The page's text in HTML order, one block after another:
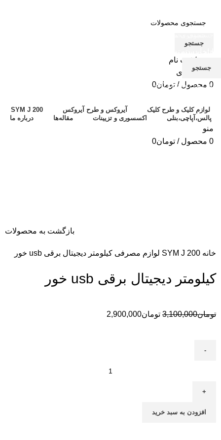
جستجو
ورود / ثبت نام
علاقه مندی
0 محصول / تومان0
لوازم کلیک و طرح کلیک آیروکس و طرح آیروکس
SYM J 200
پالس،آپاچی،بنلی
اکسسوری و تزیینات مقاله‌ها درباره‌ ما
منو
0 محصول / تومان0
بازگشت به محصولات
خانهSYM J 200 لوازم مصرفیکیلومتر دیجیتال برقی usb خور
کیلومتر دیجیتال برقی usb خور
تومان3,100,000 تومان2,900,000
افزودن به سبد خرید
جستجو
جستجو
برای دیدن محصولات که دنبال آن هستید تایپ کنید.